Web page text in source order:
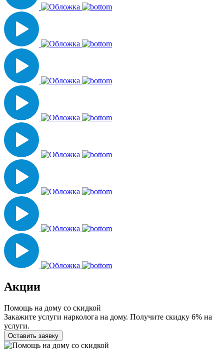
Акции
Помощь на дому со скидкой
Закажите услуги нарколога на дому. Получите скидку 6% на
услуги.
Оставить заявку